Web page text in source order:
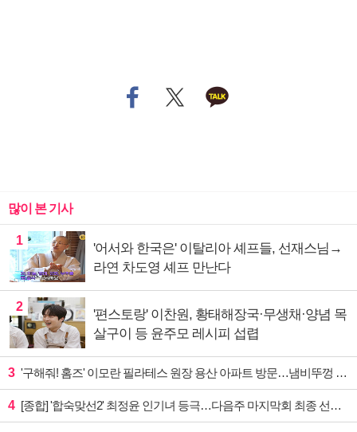
많이 본 기사
1
'어서와 한국은' 이탈리아 셰프들, 선재스님→
라연 차도영 셰프 만난다
2
'편스토랑' 이찬원, 황태해장국·무생채·양념 목
살구이 등 윤주모 레시피 섭렵
3 '구해줘! 홈즈' 이모란 필라테스 원장 용산 아파트 방문…냄비뚜껑 운동법 소개
4 [종합] '합숙맞선2' 최정윤 인기녀 등극…다음주 마지막회 최종 선택 예고